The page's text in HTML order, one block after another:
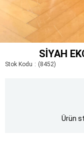
SIYAH
Stok Kodu (8452)
Ürün